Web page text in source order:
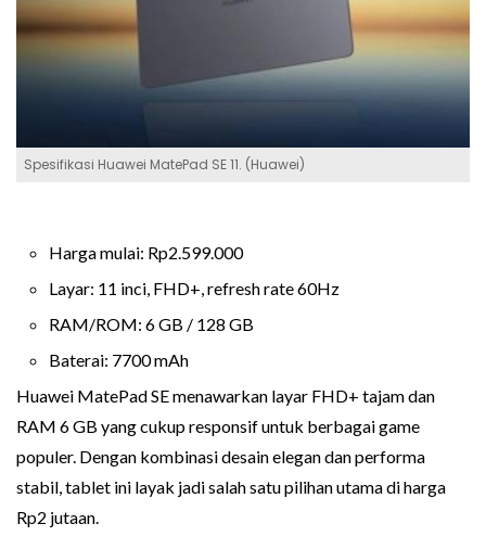
Spesifikasi Huawei MatePad SE 11. (Huawei)
Harga mulai: Rp2.599.000
Layar: 11 inci, FHD+, refresh rate 60Hz
RAM/ROM: 6 GB / 128 GB
Baterai: 7700 mAh
Huawei MatePad SE menawarkan layar FHD+ tajam dan
RAM 6 GB yang cukup responsif untuk berbagai game
populer. Dengan kombinasi desain elegan dan performa
stabil, tablet ini layak jadi salah satu pilihan utama di harga
Rp2 jutaan.